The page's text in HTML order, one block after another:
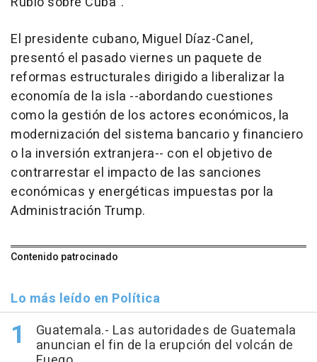
El presidente cubano, Miguel Díaz-Canel,
presentó el pasado viernes un paquete de
reformas estructurales dirigido a liberalizar la
economía de la isla --abordando cuestiones
como la gestión de los actores económicos, la
modernización del sistema bancario y financiero
o la inversión extranjera-- con el objetivo de
contrarrestar el impacto de las sanciones
económicas y energéticas impuestas por la
Administración Trump.
Contenido patrocinado
Lo más leído en Política
Guatemala.- Las autoridades de Guatemala
anuncian el fin de la erupción del volcán de